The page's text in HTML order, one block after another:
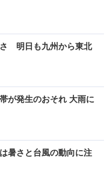
明日も九州から東北
が発生のおそれ 大雨に
暑さと台風の動向に注